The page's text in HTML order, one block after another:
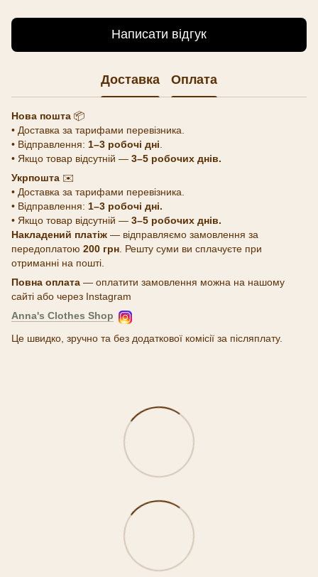
Написати відгук
Доставка Оплата
Нова пошта 📦
• Доставка за тарифами перевізника.
• Відправлення: 1–3 робочі дні
• Якщо товар відсутній — 3–5 робочих днів.
Укрпошта ✉️
• Доставка за тарифами перевізника.
• Відправлення: 1–3 робочі дні.
• Якщо товар відсутній — 3–5 робочих днів.
Накладений платіж — відправляємо замовлення за
передоплатою 200 грн . Решту суми ви сплачуєте при
отриманні на пошті.
Повна оплата — оплатити замовлення можна на нашому
сайті або через Instagram
Anna's Clothes Shop
Це швидко, зручно та без додаткової комісії за післяплату.